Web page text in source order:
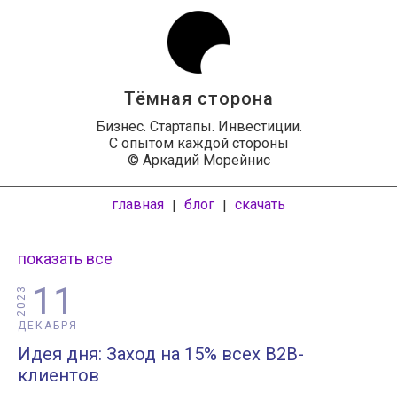
Тёмная сторона
Бизнес. Стартапы. Инвестиции.
С опытом каждой стороны
© Аркадий Морейнис
главная | блог | скачать
показать все
11
ДЕКАБРЯ
2023
Идея дня: Заход на 15% всех B2B-
клиентов